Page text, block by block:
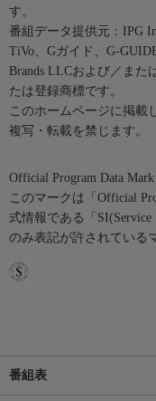
す。
番組データ提供元：IPG
TiVo、Gガイド、G-
Brands LLCおよび／また
たは登録商標です。
このホームページに掲載
複写・転載を禁じます。
Official Program Data
このマークは「Official
式情報である「
のみ表記が許されている
番組表